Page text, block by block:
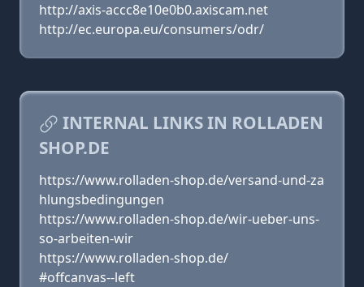
http://axis-accc8e10e0b0.axiscam.net
http://ec.europa.eu/consumers/odr/
INTERNAL LINKS IN ROLLADEN
SHOP.DE
https://www.rolladen-shop.de/versand-und-za
hlungsbedingungen
https://www.rolladen-shop.de/wir-ueber-uns-
so-arbeiten-wir
https://www.rolladen-shop.de/
#offcanvas--left